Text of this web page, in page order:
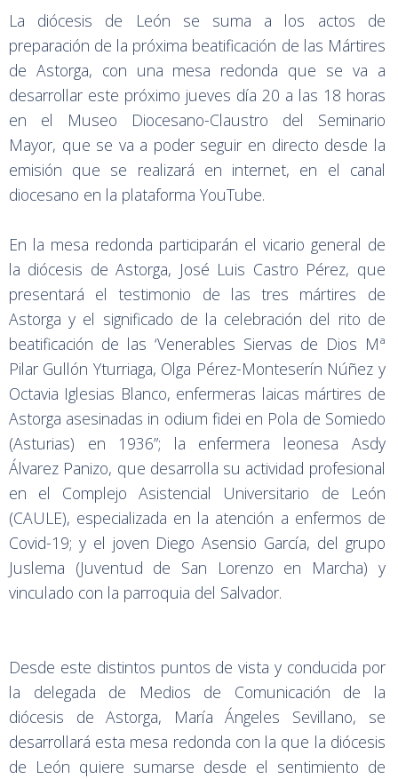
La diócesis de León se suma a los actos de
preparación de la próxima beatificación de las Mártires
de Astorga, con una mesa redonda que se va a
desarrollar este próximo jueves día 20 a las 18 horas
en el Museo Diocesano-Claustro del Seminario
Mayor, que se va a poder seguir en directo desde la
emisión que se realizará en internet, en el canal
diocesano en la plataforma YouTube.
En la mesa redonda participarán el vicario general de
la diócesis de Astorga, José Luis Castro Pérez, que
presentará el testimonio de las tres mártires de
Astorga y el significado de la celebración del rito de
beatificación de las ‘Venerables Siervas de Dios Mª
Pilar Gullón Yturriaga, Olga Pérez-Monteserín Núñez y
Octavia Iglesias Blanco, enfermeras laicas mártires de
Astorga asesinadas in odium fidei en Pola de Somiedo
(Asturias) en 1936”; la enfermera leonesa Asdy
Álvarez Panizo, que desarrolla su actividad profesional
en el Complejo Asistencial Universitario de León
(CAULE), especializada en la atención a enfermos de
Covid-19; y el joven Diego Asensio García, del grupo
Juslema (Juventud de San Lorenzo en Marcha) y
vinculado con la parroquia del Salvador.
Desde este distintos puntos de vista y conducida por
la delegada de Medios de Comunicación de la
diócesis de Astorga, María Ángeles Sevillano, se
desarrollará esta mesa redonda con la que la diócesis
de León quiere sumarse desde el sentimiento de